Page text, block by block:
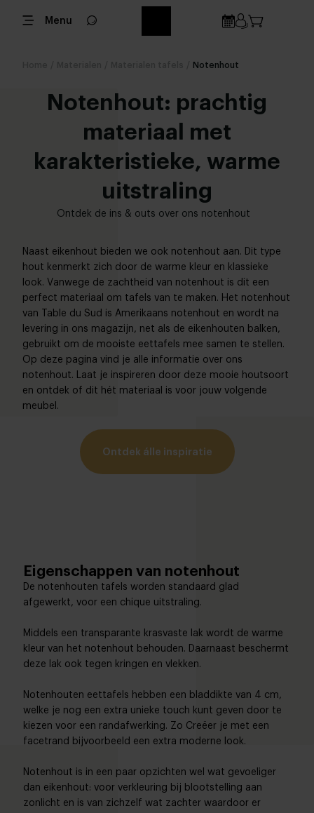
Menu
Notenhout
Notenhout: prachtig
materiaal met
karakteristieke, warme
uitstraling
Ontdek de ins & outs over ons notenhout
Naast eikenhout bieden we ook notenhout aan. Dit type
hout kenmerkt zich door de warme kleur en klassieke
look. Vanwege de zachtheid van notenhout is dit een
perfect materiaal om tafels van te maken. Het notenhout
van Table du Sud is Amerikaans notenhout en wordt na
levering in ons magazijn, net als de eikenhouten balken,
gebruikt om de mooiste eettafels mee samen te stellen.
Op deze pagina vind je alle informatie over ons
notenhout. Laat je inspireren door deze mooie houtsoort
en ontdek of dit hét materiaal is voor jouw volgende
meubel.
Ontdek álle inspiratie
Eigenschappen van notenhout
De notenhouten tafels worden standaard glad
afgewerkt, voor een chique uitstraling.
Middels een transparante krasvaste lak wordt de warme
kleur van het notenhout behouden. Daarnaast beschermt
deze lak ook tegen kringen en vlekken.
Notenhouten eettafels hebben een bladdikte van 4 cm,
welke je nog een extra unieke touch kunt geven door te
kiezen voor een randafwerking. Zo Creëer je met een
facetrand bijvoorbeeld een extra moderne look.
Notenhout is in een paar opzichten wel wat gevoeliger
dan eikenhout: voor verkleuring bij blootstelling aan
zonlicht en is van zichzelf wat zachter waardoor er